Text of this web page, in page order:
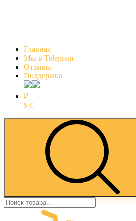
Главная
Мы в Telegram
Отзывы
Поддержка
₽
$ €